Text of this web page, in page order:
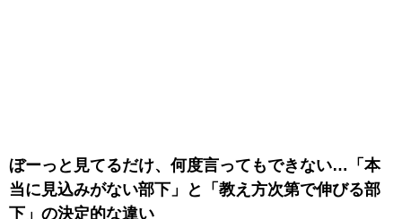
ぼーっと見てるだけ、何度言ってもできない…「本
当に見込みがない部下」と「教え方次第で伸びる部
下」の決定的な違い